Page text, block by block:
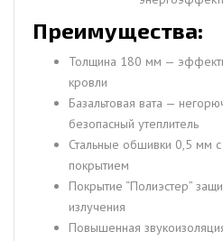
Преимущества:
Толщина 180 мм —
кровли
Базальтовая вата —
безопасный утеплитель
Стальные обшивки 0,5 мм
покрытием
Покрытие “Полиэстер”
излучения
Повышенная